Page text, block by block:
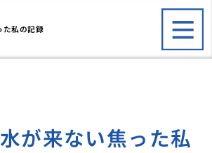
た私の記録
が来ない焦った私